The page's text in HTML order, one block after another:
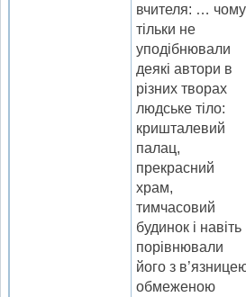
вчителя: … чому
тільки не
уподібнювали
деякі автори в
різних творах
людське тіло:
кришталевий
палац,
прекрасний
храм,
тимчасовий
будинок і навіть
порівнювали
його з
обмеженою